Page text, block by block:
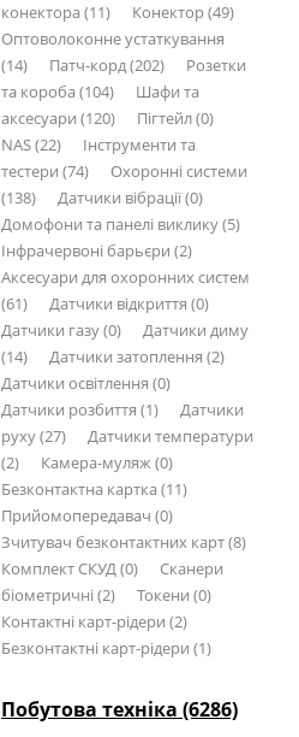
конектора (11)
Конектор (49)
Оптоволоконне устаткування
(14)
Патч-корд (202)
Розетки
та короба (104)
Шафи та
аксесуари (120)
Пігтейл (0)
NAS (22)
Інструменти та
тестери (74)
Охоронні системи
(138)
Датчики вібрації (0)
Домофони та панелі виклику (5)
Інфрачервоні барьєри (2)
Аксесуари для охоронних систем
(61)
Датчики відкриття (0)
Датчики газу (0)
Датчики диму
(14)
Датчики затоплення (2)
Датчики освітлення (0)
Датчики розбиття (1)
Датчики
руху (27)
Датчики температури
(2)
Камера-муляж (0)
Безконтактна картка (11)
Прийомопередавач (0)
Зчитувач безконтактних карт (8)
Комплект СКУД (0)
Сканери
біометричні (2)
Токени (0)
Контактні карт-рідери (2)
Безконтактні карт-рідери (1)
Побутова техніка (6286)